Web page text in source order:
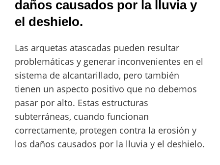
daños causados por la lluvia y
el deshielo.
Las arquetas atascadas pueden resultar
problemáticas y generar inconvenientes en el
sistema de alcantarillado, pero también
tienen un aspecto positivo que no debemos
pasar por alto. Estas estructuras
subterráneas, cuando funcionan
correctamente, protegen contra la erosión y
los daños causados por la lluvia y el deshielo.